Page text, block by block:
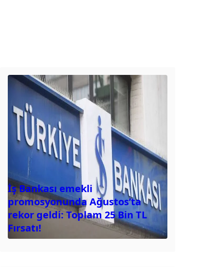
İş Bankası emekli
promosyonunda Ağustos’ta
rekor geldi: Toplam 25 Bin TL
Fırsatı!